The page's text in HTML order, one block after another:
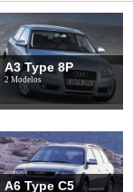
A3 Type 8P
2 Modelos
A6 Type C5